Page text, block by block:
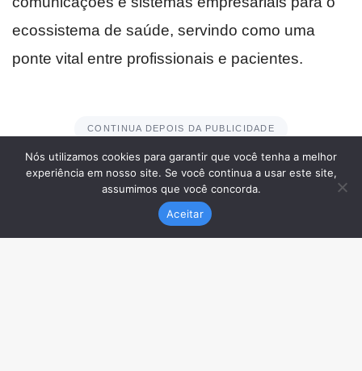
Nós utilizamos cookies para garantir que você tenha a melhor
experiência em nosso site. Se você continua a usar este site,
assumimos que você concorda.
Aceitar